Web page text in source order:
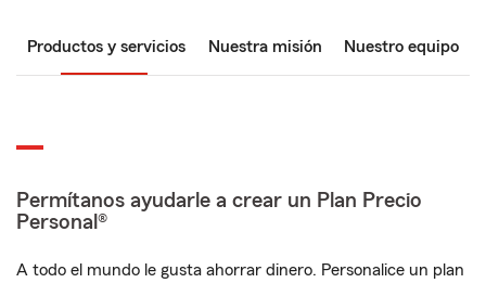
Productos y servicios Nuestra misión Nuestro equipo
Permítanos ayudarle a crear un Plan Precio
Personal®
A todo el mundo le gusta ahorrar dinero. Personalice un plan